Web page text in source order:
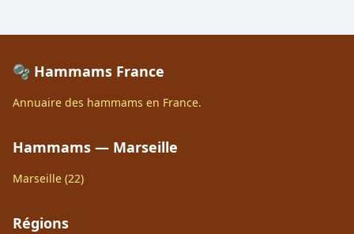
🫧 Hammams France
Annuaire des hammams en France.
Hammams — Marseille
Marseille (22)
Régions